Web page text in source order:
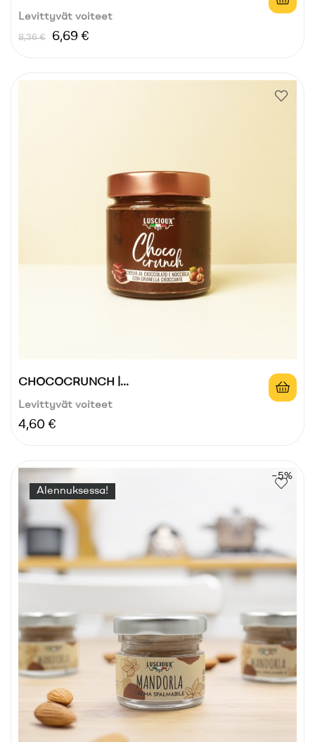
Levittyvät voiteet
Normaali
8,36 € Hinta
6,69 €
CHOCOCRUNCH |...
Levittyvät voiteet
Hinta
4,60 €
Alennuksessa!
−5%